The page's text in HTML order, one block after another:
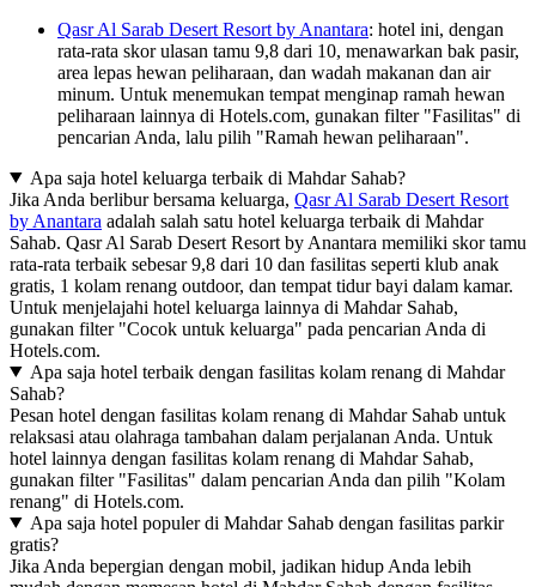
Qasr Al Sarab Desert Resort by Anantara: hotel ini, dengan
rata-rata skor ulasan tamu 9,8 dari 10, menawarkan bak pasir,
area lepas hewan peliharaan, dan wadah makanan dan air
minum. Untuk menemukan tempat menginap ramah hewan
peliharaan lainnya di Hotels.com, gunakan filter "Fasilitas" di
pencarian Anda, lalu pilih "Ramah hewan peliharaan".
Apa saja hotel keluarga terbaik di Mahdar Sahab?
Jika Anda berlibur bersama keluarga, Qasr Al Sarab Desert Resort
by Anantara adalah salah satu hotel keluarga terbaik di Mahdar
Sahab. Qasr Al Sarab Desert Resort by Anantara memiliki skor tamu
rata-rata terbaik sebesar 9,8 dari 10 dan fasilitas seperti klub anak
gratis, 1 kolam renang outdoor, dan tempat tidur bayi dalam kamar.
Untuk menjelajahi hotel keluarga lainnya di Mahdar Sahab,
gunakan filter "Cocok untuk keluarga" pada pencarian Anda di
Hotels.com.
Apa saja hotel terbaik dengan fasilitas kolam renang di Mahdar
Sahab?
Pesan hotel dengan fasilitas kolam renang di Mahdar Sahab untuk
relaksasi atau olahraga tambahan dalam perjalanan Anda. Untuk
hotel lainnya dengan fasilitas kolam renang di Mahdar Sahab,
gunakan filter "Fasilitas" dalam pencarian Anda dan pilih "Kolam
renang" di Hotels.com.
Apa saja hotel populer di Mahdar Sahab dengan fasilitas parkir
gratis?
Jika Anda bepergian dengan mobil, jadikan hidup Anda lebih